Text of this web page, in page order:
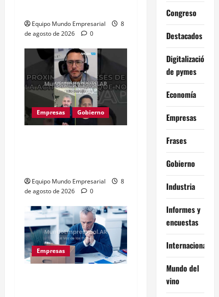
Equipo Mundo Empresarial
8
de agosto de 2026
0
Empresas Gobierno
Equipo Mundo Empresarial
8
de agosto de 2026
0
Empresas
Congreso
Destacados
Digitalización
de pymes
Economía
Empresas
Frases
Gobierno
Industria
Informes y
encuestas
Internacional
Mundo del
vino